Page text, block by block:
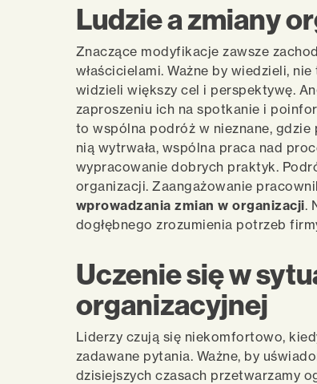
Ludzie a zmiany
Znaczące modyfikacje zawsze
właścicielami. Ważne by wiedzieli,
widzieli większy cel i perspektywę.
zaproszeniu ich na spotkanie i
to wspólna podróż w nieznane, gdzie
nią wytrwała, wspólna praca nad
wypracowanie dobrych praktyk.
organizacji. Zaangażowanie
wprowadzania zmian w organizacji.
dogłębnego zrozumienia potrzeb
Uczenie się w
organizacyjnej
Liderzy czują się niekomfortowo,
zadawane pytania. Ważne, by
dzisiejszych czasach przetwarzamy